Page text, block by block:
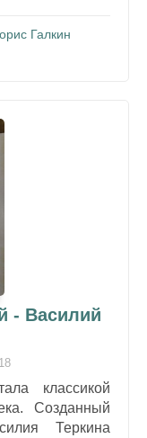
Галкин
- Василий
классикой
Созданный
Теркина